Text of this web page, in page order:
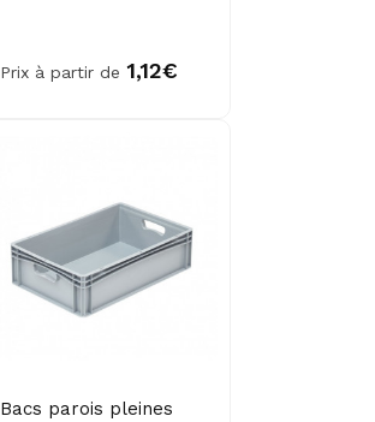
Prix à partir de 1,12€
Bacs parois pleines